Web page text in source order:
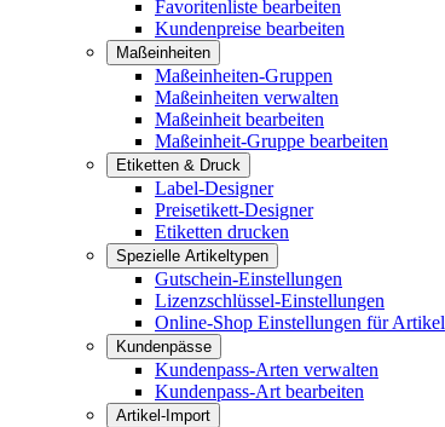
Favoritenliste bearbeiten
Kundenpreise bearbeiten
Maßeinheiten
Maßeinheiten-Gruppen
Maßeinheiten verwalten
Maßeinheit bearbeiten
Maßeinheit-Gruppe bearbeiten
Etiketten & Druck
Label-Designer
Preisetikett-Designer
Etiketten drucken
Spezielle Artikeltypen
Gutschein-Einstellungen
Lizenzschlüssel-Einstellungen
Online-Shop Einstellungen für Artikel
Kundenpässe
Kundenpass-Arten verwalten
Kundenpass-Art bearbeiten
Artikel-Import